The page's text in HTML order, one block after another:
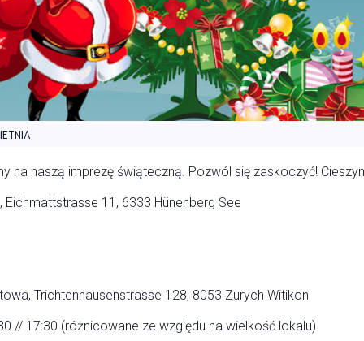
na naszą imprezę świąteczną. Pozwól się zaskoczyć!
Eichmattstrasse 11, 6333 Hünenberg See
Trichtenhausenstrasse 128, 8053 Zurych Witikon
// 17:30 (różnicowane ze względu na wielkość lokalu)